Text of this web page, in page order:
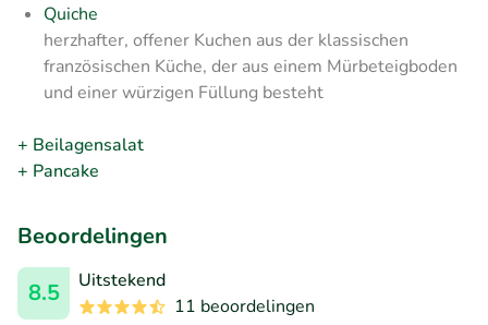
Quiche
herzhafter, offener Kuchen aus der klassischen
französischen Küche, der aus einem Mürbeteigboden
und einer würzigen Füllung besteht
+ Beilagensalat
+ Pancake
Beoordelingen
8.5
Uitstekend
11 beoordelingen